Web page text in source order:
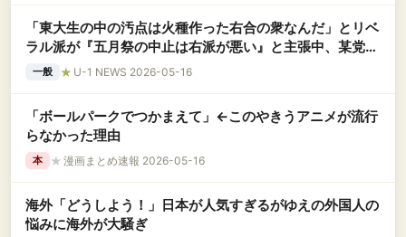
「東大生の中の汚点は火種作った右合の衆なんだ」とリベ
ラル派が『五月祭の中止は右派が悪い』と主張中、某党首
の講演は五月祭の規約に反しているはずだ！
一般 ★ U-1 NEWS 2026-05-16
「ボールパークでつかまえて」←このやきうアニメが流行
らなかった理由
本 ★ 漫画まとめ速報 2026-05-16
海外「どうしよう！」日本が人気すぎるがゆえの外国人の
悩みに海外が大騒ぎ